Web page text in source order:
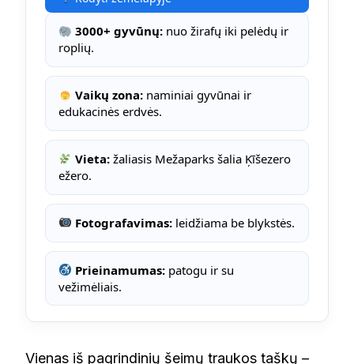
3000+ gyvūnų: nuo žirafų iki pelėdų ir
roplių.
Vaikų zona: naminiai gyvūnai ir
edukacinės erdvės.
Vieta: žaliasis Mežaparks šalia Ķīšezero
ežero.
Fotografavimas: leidžiama be blykstės.
Prieinamumas: patogu ir su
vežimėliais.
Vienas iš pagrindinių šeimų traukos taškų –